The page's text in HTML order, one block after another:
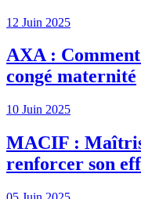
12 Juin 2025
AXA :
congé maternité
10 Juin 2025
MACIF :
renforcer son